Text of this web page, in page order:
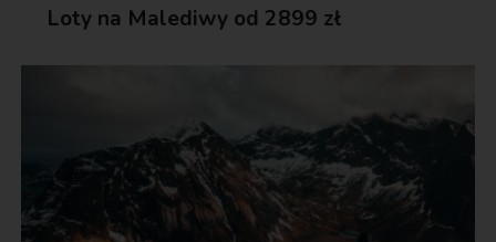
Loty na Malediwy od 2899 zł